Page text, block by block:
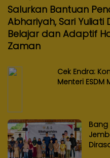
Salurkan Bantuan
Abhariyah, Sari Yuliati
Belajar dan Adaptif
Zaman
Cek Endra:
Menteri ESDM
Bang